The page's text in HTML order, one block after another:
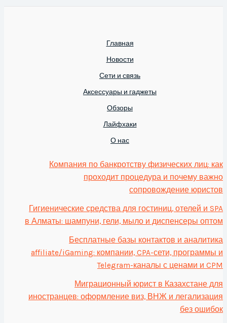
Главная
Новости
Сети и связь
Аксессуары и гаджеты
Обзоры
Лайфхаки
О нас
Компания по банкротству физических лиц: как
проходит процедура и почему важно
сопровождение юристов
Гигиенические средства для гостиниц, отелей и SPA
в Алматы: шампуни, гели, мыло и диспенсеры оптом
Бесплатные базы контактов и аналитика
affiliate/iGaming: компании, CPA-сети, программы и
Telegram-каналы с ценами и CPM
Миграционный юрист в Казахстане для
иностранцев: оформление виз, ВНЖ и легализация
без ошибок